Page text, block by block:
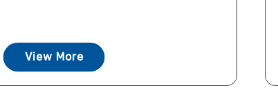
View More